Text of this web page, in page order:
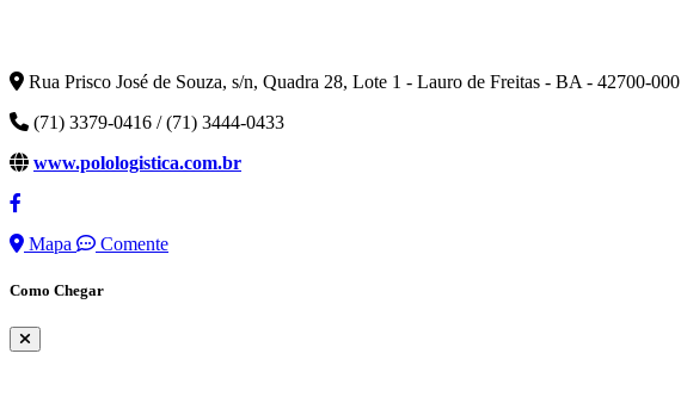
Rua Prisco José de Souza, s/n, Quadra 28, Lote 1 - Lauro de Freitas - BA - 42700-000
(71) 3379-0416 / (71) 3444-0433
www.polologistica.com.br
Mapa Comente
Como Chegar